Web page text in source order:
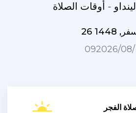
- أوقات الصلاة
سفر, 1448
09‏/08‏/2026
الفجر